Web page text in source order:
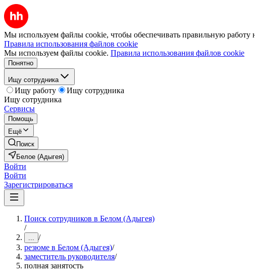
Мы используем файлы cookie, чтобы обеспечивать правильную работу
Правила использования файлов cookie
Мы используем файлы cookie. Правила использования файлов cookie
Понятно
Ищу сотрудника
Ищу работу
Ищу сотрудника
Ищу сотрудника
Сервисы
Помощь
Ещё
Поиск
Белое (Адыгея)
Войти
Войти
Зарегистрироваться
Поиск сотрудников в Белом (Адыгея)
/
... /
резюме в Белом (Адыгея)/
заместитель руководителя/
полная занятость